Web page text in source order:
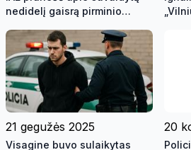
nedidelį gaisrą pirminio
komplekse
21 gegužės 2025
Visagine buvo sulaikytas
20